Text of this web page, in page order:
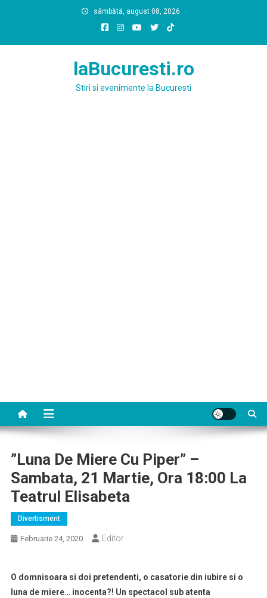
sâmbătă, august 08, 2026
laBucuresti.ro
Stiri si evenimente la Bucuresti
”Luna De Miere Cu Piper” –
Sambata, 21 Martie, Ora 18:00 La
Teatrul Elisabeta
Divertisment
Februarie 24, 2020 Editor
O domnisoara si doi pretendenti, o casatorie din iubire si o
luna de miere… inocenta?! Un spectacol sub atenta